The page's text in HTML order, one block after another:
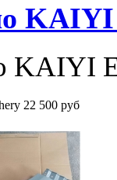
KAIYI
22 500 руб